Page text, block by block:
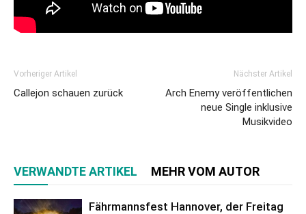
Vorheriger Artikel
Callejon schauen zurück
Nächster Artikel
Arch Enemy veröffentlichen
neue Single inklusive
Musikvideo
VERWANDTE ARTIKEL MEHR VOM AUTOR
Fährmannsfest Hannover, der Freitag